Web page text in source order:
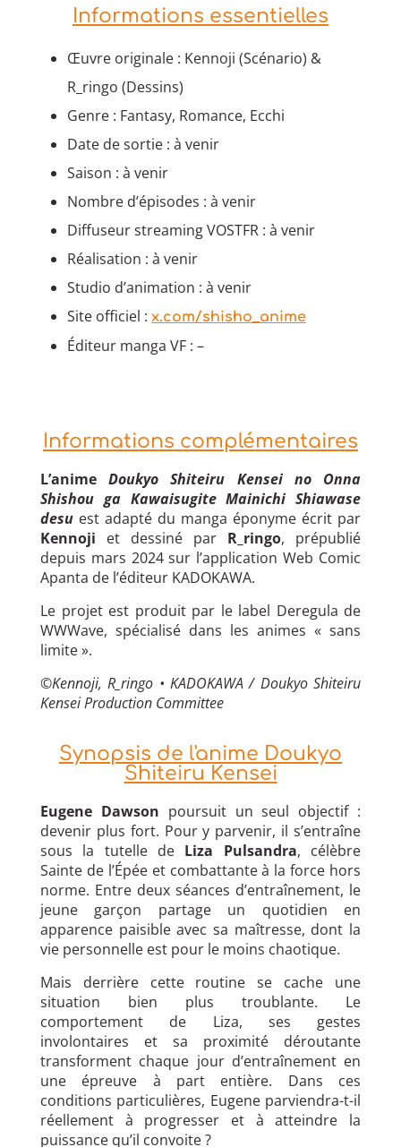
Informations essentielles
Œuvre originale : Kennoji (Scénario) &
R_ringo (Dessins)
Genre : Fantasy, Romance, Ecchi
Date de sortie : à venir
Saison : à venir
Nombre d’épisodes : à venir
Diffuseur streaming VOSTFR : à venir
Réalisation : à venir
Studio d’animation : à venir
Site officiel : x.com/shisho_anime
Éditeur manga VF : –
Informations complémentaires
L’anime Doukyo Shiteiru Kensei no Onna
Shishou ga Kawaisugite Mainichi Shiawase
desu est adapté du manga éponyme écrit par
Kennoji et dessiné par R_ringo, prépublié
depuis mars 2024 sur l’application Web Comic
Apanta de l’éditeur KADOKAWA.
Le projet est produit par le label Deregula de
WWWave, spécialisé dans les animes « sans
limite ».
©Kennoji, R_ringo • KADOKAWA / Doukyo Shiteiru
Kensei Production Committee
Synopsis de l'anime Doukyo
Shiteiru Kensei
Eugene Dawson poursuit un seul objectif :
devenir plus fort. Pour y parvenir, il s’entraîne
sous la tutelle de Liza Pulsandra, célèbre
Sainte de l’Épée et combattante à la force hors
norme. Entre deux séances d’entraînement, le
jeune garçon partage un quotidien en
apparence paisible avec sa maîtresse, dont la
vie personnelle est pour le moins chaotique.
Mais derrière cette routine se cache une
situation bien plus troublante. Le
comportement de Liza, ses gestes
involontaires et sa proximité déroutante
transforment chaque jour d’entraînement en
une épreuve à part entière. Dans ces
conditions particulières, Eugene parviendra-t-il
réellement à progresser et à atteindre la
puissance qu’il convoite ?